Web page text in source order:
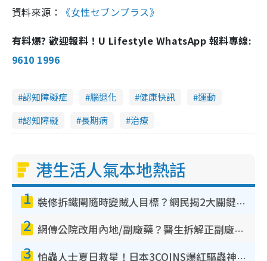
資料來源： 《女性セブンプラス》
有料爆? 歡迎報料！U Lifestyle WhatsApp 報料專線:
9610 1996
認知障礙症 腦退化 健康快訊
運動
認知障礙
長期病 治療
港生活人氣本地熱話
1 裝修拆鐵閘隨時變賊人目標？網民揭2大關鍵用途：裝新式等於白裝？附新舊鐵閘分別
2 網傳公院改用內地/副廠藥？醫生拆解正副廠分別 揭4類人換藥隨時出事
3